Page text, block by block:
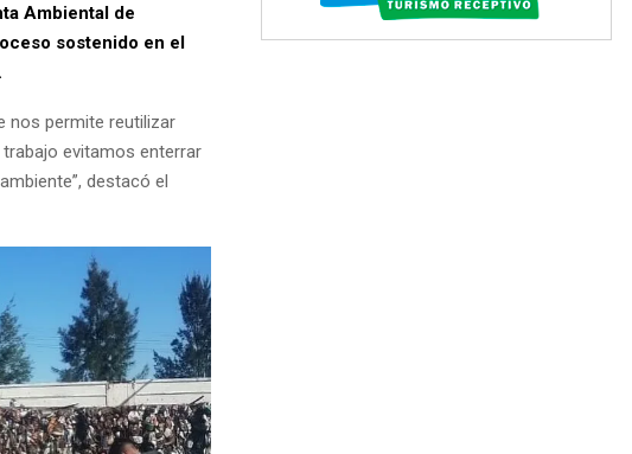
Ambiental de
sostenido en el
nos permite reutilizar
evitamos enterrar
destacó el